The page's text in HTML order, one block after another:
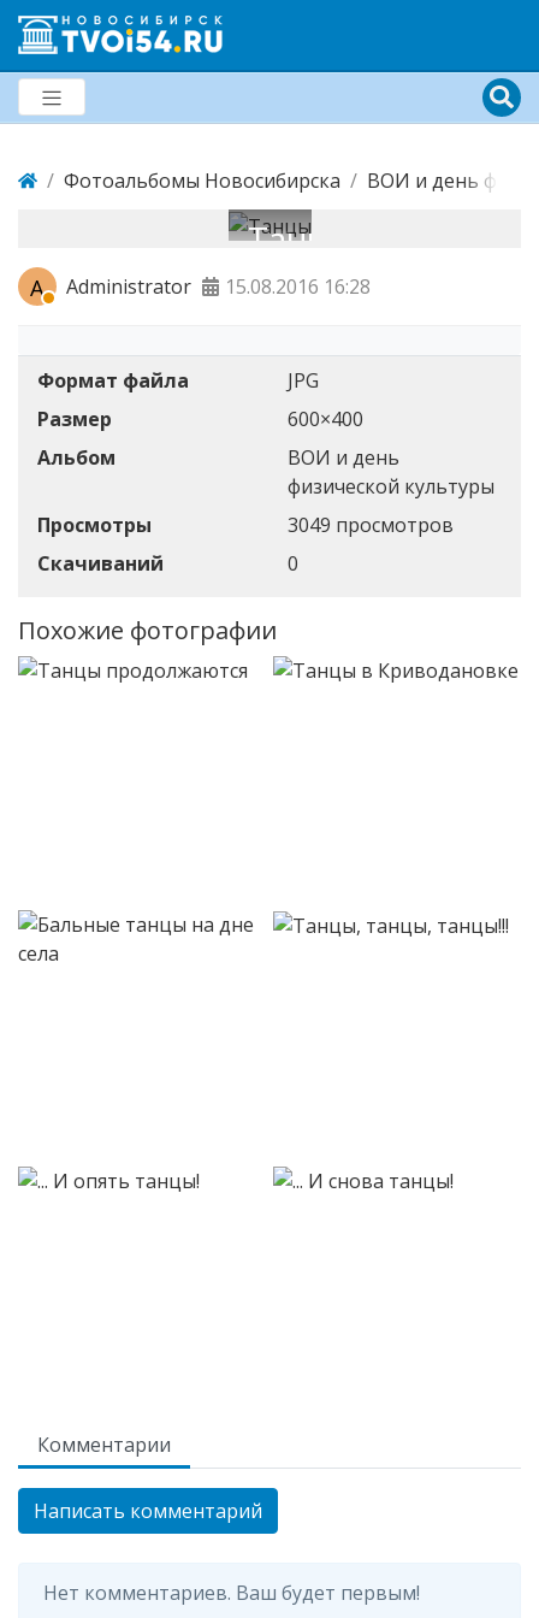
Фотоальбомы Новосибирска ВОИ и день
Танцы
A Administrator 15.08.2016 16:28
Формат файла
JPG
Размер
600×400
Альбом
ВОИ и день
физической культуры
Просмотры
3049 просмотров
Скачиваний
0
Похожие фотографии
Комментарии
Написать комментарий
Нет комментариев. Ваш будет первым!